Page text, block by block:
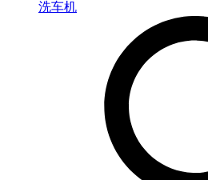
洗车机